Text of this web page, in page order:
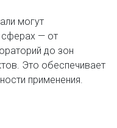
могут
сферах — от
до зон
Это обеспечивает
применения.